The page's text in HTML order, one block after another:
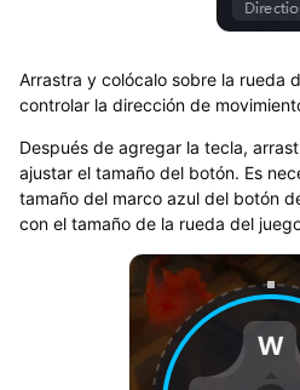
Arrastra y colócalo sobre la rueda
controlar la dirección de
Después de agregar la tecla,
ajustar el tamaño del botón. Es
tamaño del marco azul del botón
con el tamaño de la rueda del